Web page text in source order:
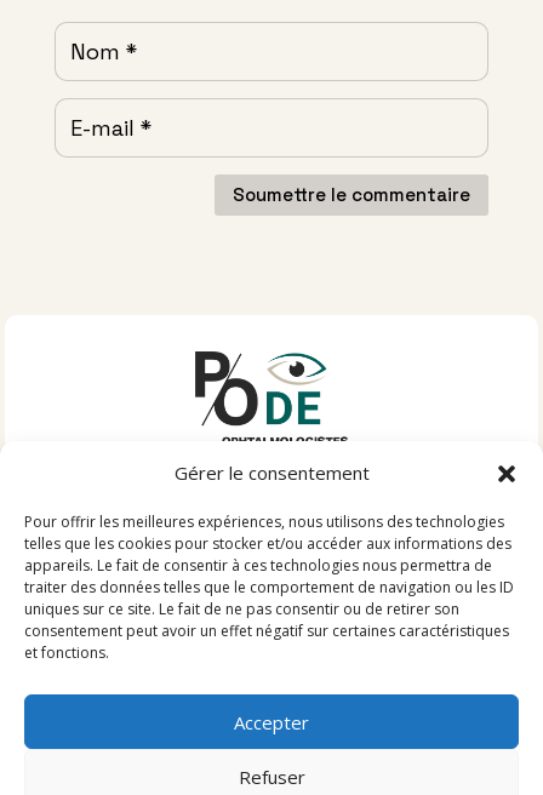
Gérer le consentement
Pour offrir les meilleures expériences, nous utilisons des technologies
telles que les cookies pour stocker et/ou accéder aux informations des
appareils. Le fait de consentir à ces technologies nous permettra de
traiter des données telles que le comportement de navigation ou les ID
uniques sur ce site. Le fait de ne pas consentir ou de retirer son
consentement peut avoir un effet négatif sur certaines caractéristiques
et fonctions.
Accepter
Refuser
Soumettre le commentaire
3 RUE SARCEY
91410 DOURDAN
01 80 82 80 39
PRENDRE RENDEZ-VOUS
+ URGENCES